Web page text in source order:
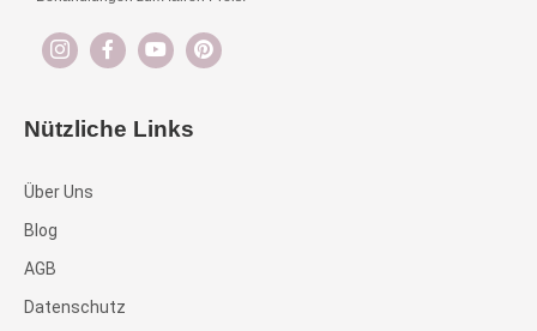
Nützliche Links
Über Uns
Blog
AGB
Datenschutz